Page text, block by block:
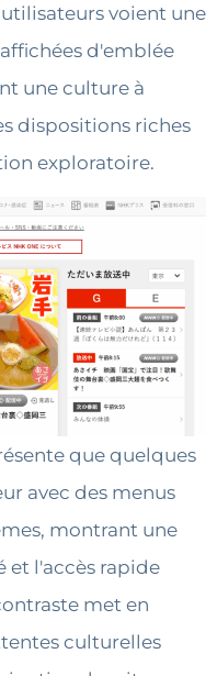
voient une
d'emblée
une culture à
dispositions riches
exploratoire.
que quelques
avec des menus
montrant une
et l'accès rapide
met en
culturelles